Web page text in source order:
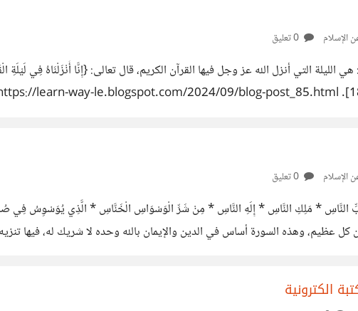
الإسلام
الإسلام
عظيم، وهذه السورة أساس في الدين والإيمان بالله وحده لا شريك له، فيها
الكترونية